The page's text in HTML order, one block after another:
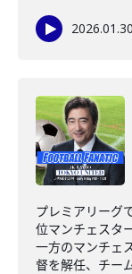
2026.01.30
プレミアリーグ
位マンチェスタ
一方のマンチェ
督を解任、チー